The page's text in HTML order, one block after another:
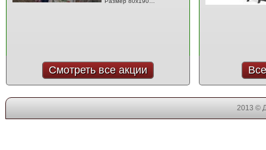
Смотреть все акции
2013 ©